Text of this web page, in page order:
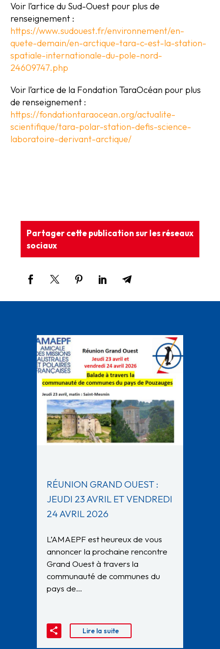
Voir l’artice du Sud-Ouest pour plus de
renseignement :
https://www.sudouest.fr/environnement/en-
quete-demain/en-arctique-tara-c-est-la-station-
spatiale-internationale-du-pole-nord-
24609747.php
Voir l’artice de la Fondation TaraOcéan pour plus
de renseignement :
https://fondationtaraocean.org/actualite-
scientifique/tara-polar-station-defis-science-
laboratoire-derivant-arctique/
Partager cette publication sur les réseaux
sociaux
RÉUNION GRAND OUEST :
JEUDI 23 AVRIL ET VENDREDI
24 AVRIL 2026
L’AMAEPF est heureux de vous
annoncer la prochaine rencontre
Grand Ouest à travers la
communauté de communes du
pays de…
Lire la suite